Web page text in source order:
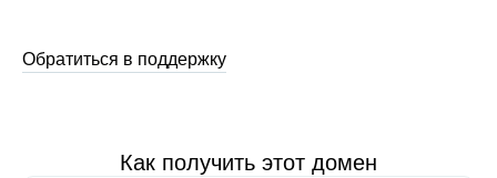
Обратиться в поддержку
Как получить этот домен